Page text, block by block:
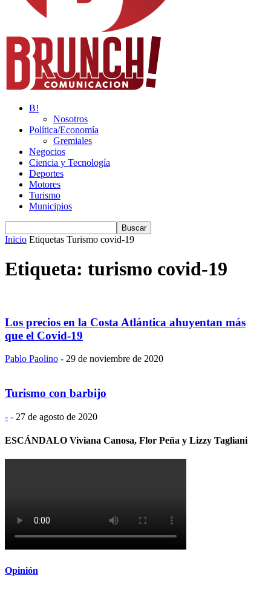
B!
Nosotros
Política/Economía
Gremiales
Negocios
Ciencia y Tecnología
Deportes
Motores
Turismo
Municipios
Inicio Etiquetas Turismo covid-19
Etiqueta: turismo covid-19
Los precios en la Costa Atlántica ahuyentan más
que el Covid-19
Pablo Paolino - 29 de noviembre de 2020
Turismo con barbijo
- - 27 de agosto de 2020
ESCÁNDALO Viviana Canosa, Flor Peña y Lizzy Tagliani
Opinión